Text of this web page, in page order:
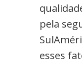
pela
esses